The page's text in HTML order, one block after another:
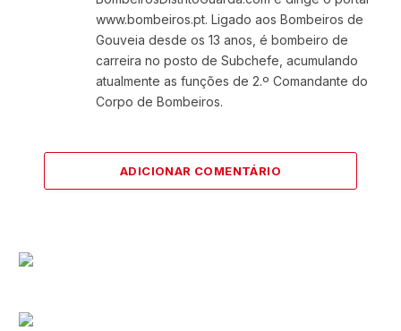
www.bombeiros.pt. Ligado aos Bombeiros de
Gouveia desde os 13 anos, é bombeiro de
carreira no posto de Subchefe, acumulando
atualmente as funções de 2.º Comandante do
Corpo de Bombeiros.
ADICIONAR COMENTÁRIO